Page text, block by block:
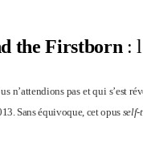
the Firstborn :
n’attendions pas et qui s’est
Sans équivoque, cet opus